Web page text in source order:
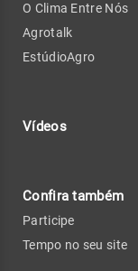
O Clima Entre Nós
Agrotalk
EstúdioAgro
Vídeos
Confira também
Participe
Tempo no seu site